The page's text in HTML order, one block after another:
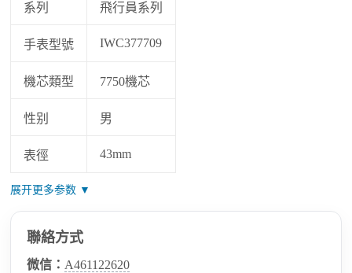
系列 飛行員系列
手表型號 IWC377709
機芯類型 7750機芯
性别 男
表徑 43mm
展开更多参数 ▼
聯絡方式
微信： A461122620